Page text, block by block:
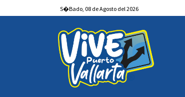
S�bado, 08 deAgosto del 2026